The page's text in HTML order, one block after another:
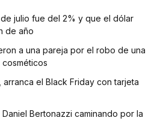
julio fue del 2% y que el dólar
de año
a una pareja por el robo de una
el Black Friday con tarjeta
Bertonazzi caminando por la